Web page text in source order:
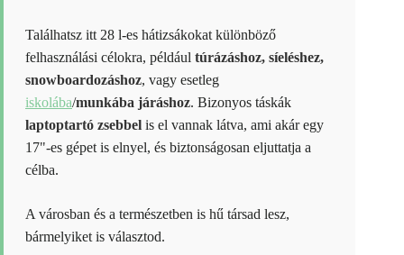
Találhatsz itt 28 l-es hátizsákokat különböző
felhasználási célokra, például túrázáshoz, síeléshez,
snowboardozáshoz, vagy esetleg
iskolába/munkába járáshoz. Bizonyos táskák
laptoptartó zsebbel is el vannak látva, ami akár egy
17"-es gépet is elnyel, és biztonságosan eljuttatja a
célba.
A városban és a természetben is hű társad lesz,
bármelyiket is választod.